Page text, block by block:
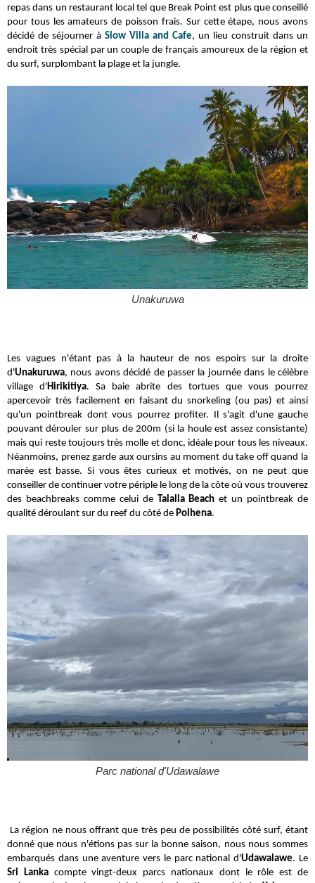
repas dans un restaurant local tel que Break Point est plus que conseillé
pour tous les amateurs de poisson frais. Sur cette étape, nous avons
décidé de séjourner à Slow Villa and Cafe, un lieu construit dans un
endroit très spécial par un couple de français amoureux de la région et
du surf, surplombant la plage et la jungle.
Unakuruwa
Les vagues n'étant pas à la hauteur de nos espoirs sur la droite
d'Unakuruwa, nous avons décidé de passer la journée dans le célèbre
village d'Hirikitiya. Sa baie abrite des tortues que vous pourrez
apercevoir très facilement en faisant du snorkeling (ou pas) et ainsi
qu'un pointbreak dont vous pourrez profiter. Il s'agit d'une gauche
pouvant dérouler sur plus de 200m (si la houle est assez consistante)
mais qui reste toujours très molle et donc, idéale pour tous les niveaux.
Néanmoins, prenez garde aux oursins au moment du take off quand la
marée est basse. Si vous êtes curieux et motivés, on ne peut que
conseiller de continuer votre périple le long de la côte où vous trouverez
des beachbreaks comme celui de Talalla Beach et un pointbreak de
qualité déroulant sur du reef du côté de Polhena.
Parc national d'Udawalawe
La région ne nous offrant que très peu de possibilités côté surf, étant
donné que nous n'étions pas sur la bonne saison, nous nous sommes
embarqués dans une aventure vers le parc national d'Udawalawe. Le
Sri Lankacompte vingt-deux parcs nationaux dont le rôle est de